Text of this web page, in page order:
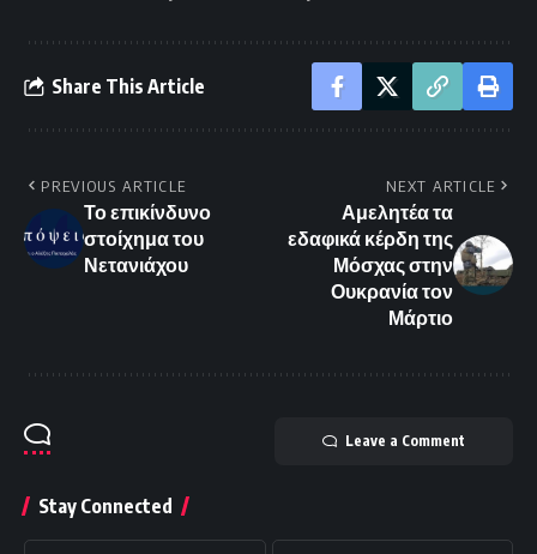
Share This Article
PREVIOUS ARTICLE
Το επικίνδυνο
στοίχημα του
Νετανιάχου
NEXT ARTICLE
Αμελητέα τα
εδαφικά κέρδη της
Μόσχας στην
Ουκρανία τον
Μάρτιο
Leave a Comment
Stay Connected